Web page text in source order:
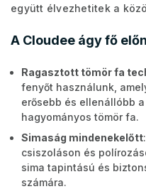
együtt élvezhetitek a
A Cloudee ágy fő
Ragasztott tömör fa
fenyőt használunk,
erősebb és ellenállóbb
hagyományos tömör fa.
Simaság mindenekelőtt
csiszoláson és
sima tapintású és
számára.